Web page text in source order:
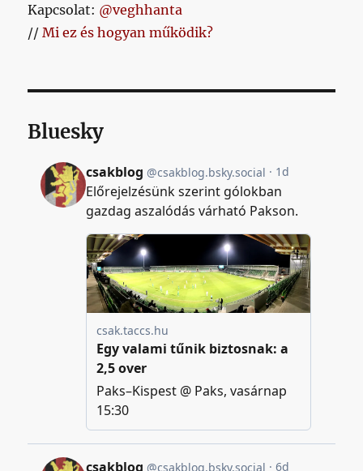
Kapcsolat: @veghhanta
//Mi ez és hogyan működik?
Bluesky